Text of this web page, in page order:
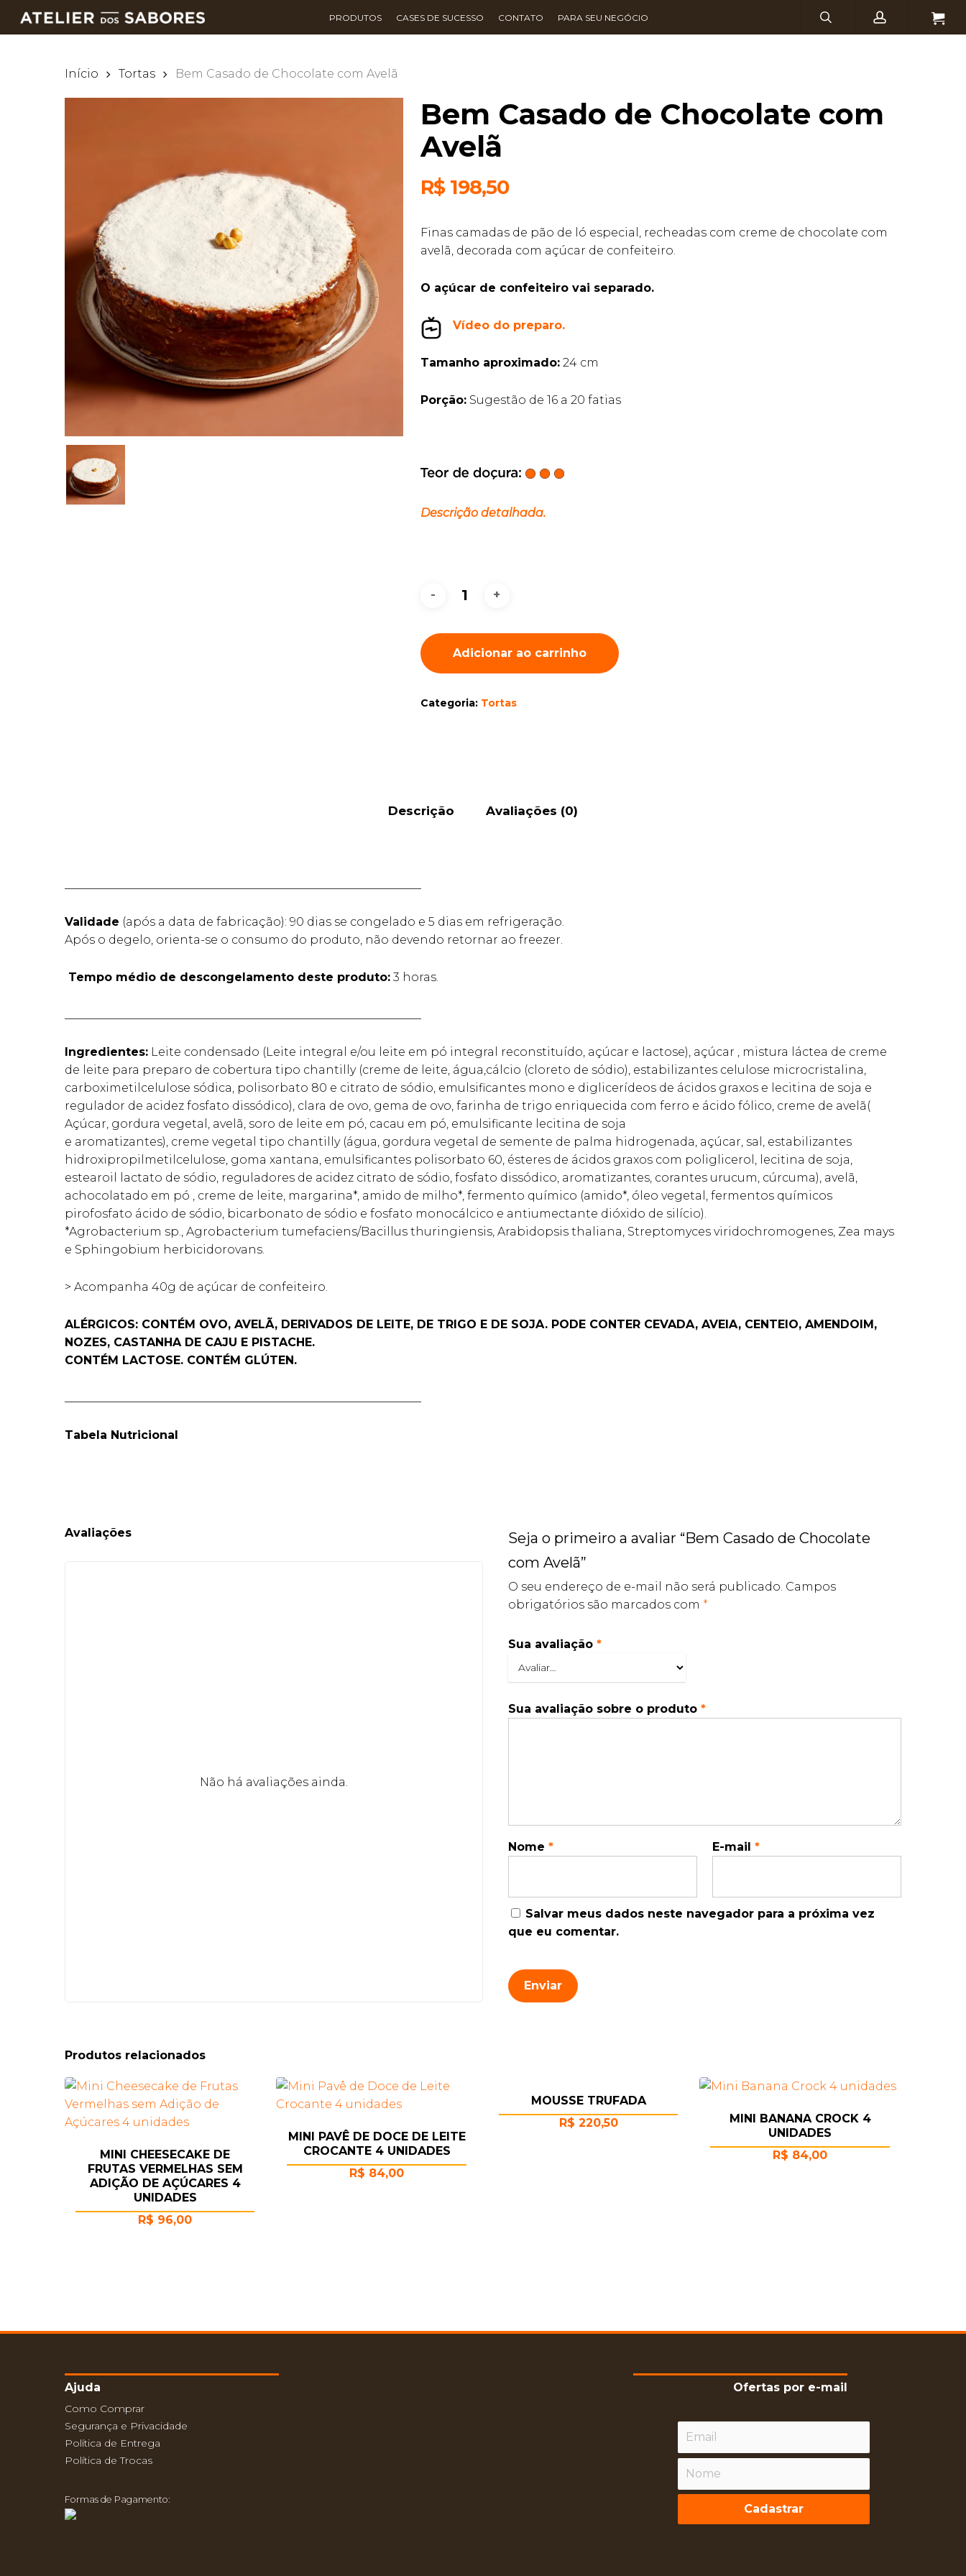
Skip
PRODUTOS CASES DE SUCESSO CONTATO PARA SEU NEGÓCIO
account
Início Tortas Bem Casado de Chocolate com Avelã
Bem Casado de Chocolate com
Avelã
R$198,50
Finas camadas de pão de ló especial, recheadas com creme de chocolate com
avelã, decorada com açúcar de confeiteiro.
O açúcar de confeiteiro vai separado.
Vídeo do preparo.
Tamanho aproximado:24 cm
Porção:Sugestão de 16 a 20 fatias
Descrição detalhada.
Adicionar ao carrinho
Categoria: Tortas
Descrição Avaliações (0)
Validade (após a data de fabricação): 90 dias se congelado e 5 dias em refrigeração.
Após o degelo, orienta-se o consumo do produto, não devendo retornar ao freezer.
Tempo médio de descongelamento deste produto: 3 horas.
Ingredientes: Leite condensado (Leite integral e/ou leite em pó integral reconstituído, açúcar e lactose), açúcar , mistura láctea de creme
de leite para preparo de cobertura tipo chantilly (creme de leite, água,cálcio (cloreto de sódio), estabilizantes celulose microcristalina,
carboximetilcelulose sódica, polisorbato 80 e citrato de sódio, emulsificantes mono e diglicerídeos de ácidos graxos e lecitina de soja e
regulador de acidez fosfato dissódico), clara de ovo, gema de ovo, farinha de trigo enriquecida com ferro e ácido fólico, creme de avelã(
Açúcar, gordura vegetal, avelã, soro de leite em pó, cacau em pó, emulsificante lecitina de soja
e aromatizantes), creme vegetal tipo chantilly (água, gordura vegetal de semente de palma hidrogenada, açúcar, sal, estabilizantes
hidroxipropilmetilcelulose, goma xantana, emulsificantes polisorbato 60, ésteres de ácidos graxos com poliglicerol, lecitina de soja,
estearoil lactato de sódio, reguladores de acidez citrato de sódio, fosfato dissódico, aromatizantes, corantes urucum, cúrcuma), avelã,
achocolatado em pó , creme de leite, margarina*, amido de milho*, fermento químico (amido*, óleo vegetal, fermentos químicos
pirofosfato ácido de sódio, bicarbonato de sódio e fosfato monocálcico e antiumectante dióxido de silício).
*Agrobacterium sp., Agrobacterium tumefaciens/Bacillus thuringiensis, Arabidopsis thaliana, Streptomyces viridochromogenes, Zea mays
e Sphingobium herbicidorovans.
> Acompanha 40g de açúcar de confeiteiro.
ALÉRGICOS: CONTÉM OVO, AVELÃ, DERIVADOS DE LEITE, DE TRIGO E DE SOJA. PODE CONTER CEVADA, AVEIA, CENTEIO, AMENDOIM,
NOZES, CASTANHA DE CAJU E PISTACHE.
CONTÉM LACTOSE. CONTÉM GLÚTEN.
Tabela Nutricional
Avaliações
Não há avaliações ainda.
Seja o primeiro a avaliar “Bem Casado de Chocolate
com Avelã”
O seu endereço de e-mail não será publicado. Campos
obrigatórios são marcados com *
Sua avaliação *
Sua avaliação sobre o produto *
Nome * E-mail*
Salvar meus dados neste navegador para a próxima vez
que eu comentar.
Produtos relacionados
MINI CHEESECAKE DE
FRUTAS VERMELHAS SEM
ADIÇÃO DE AÇÚCARES 4
UNIDADES
R$ 96,00
MINI PAVÊ DE DOCE DE LEITE
CROCANTE 4 UNIDADES
R$ 84,00
MOUSSE TRUFADA
R$ 220,50
MINI BANANA CROCK 4
UNIDADES
R$ 84,00
Ajuda
Como Comprar
Segurança e Privacidade
Política de Entrega
Política de Trocas
Formas de Pagamento:
Ofertas por e-mail
Cadastrar